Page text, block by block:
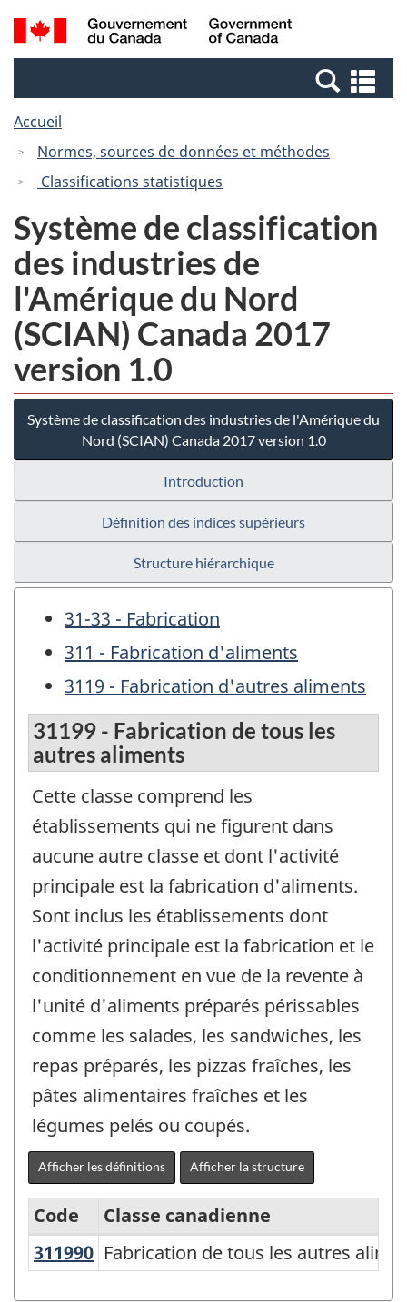
Passer
au
Passer
à
Canada
Recherche
et
et
Accueil
Normes, sources de données et méthodes
Classifications statistiques
Système de classification
des industries de
l'Amérique du Nord
(SCIAN) Canada 2017
version 1.0
Système de classification des industries de l'Amérique du
Nord (SCIAN) Canada 2017 version 1.0
Introduction
Définition des indices supérieurs
Structure hiérarchique
31-33 - Fabrication
311 - Fabrication d'aliments
3119 - Fabrication d'autres aliments
31199 - Fabrication de tous les
autres aliments
Cette classe comprend les
établissements qui ne figurent dans
aucune autre classe et dont l'activité
principale est la fabrication d'aliments.
Sont inclus les établissements dont
l'activité principale est la fabrication et le
conditionnement en vue de la revente à
l'unité d'aliments préparés périssables
comme les salades, les sandwiches, les
repas préparés, les pizzas fraîches, les
pâtes alimentaires fraîches et les
légumes pelés ou coupés.
Afficher les définitions Afficher la structure
Système
Code
Classe canadienne
311990 Fabrication de tous les autres
Fabrication de tous les autres